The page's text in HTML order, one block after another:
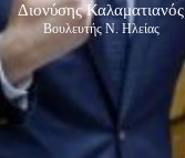
Διονύσης Καλαματιανός
Βουλευτής Ν. Ηλείας